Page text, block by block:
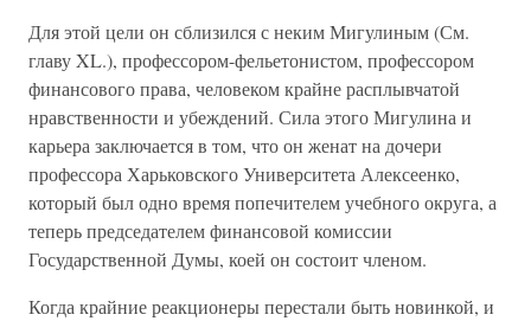
Для этой цели он сблизился с неким Мигулиным (См.
главу XL.), профессором-фельетонистом, профессором
финансового права, человеком крайне расплывчатой
нравственности и убеждений. Сила этого Мигулина и
карьера заключается в том, что он женат на дочери
профессора Харьковского Университета Алексеенко,
который был одно время попечителем учебного округа, а
теперь председателем финансовой комиссии
Государственной Думы, коей он состоит членом.
Когда крайние реакционеры перестали быть новинкой, и